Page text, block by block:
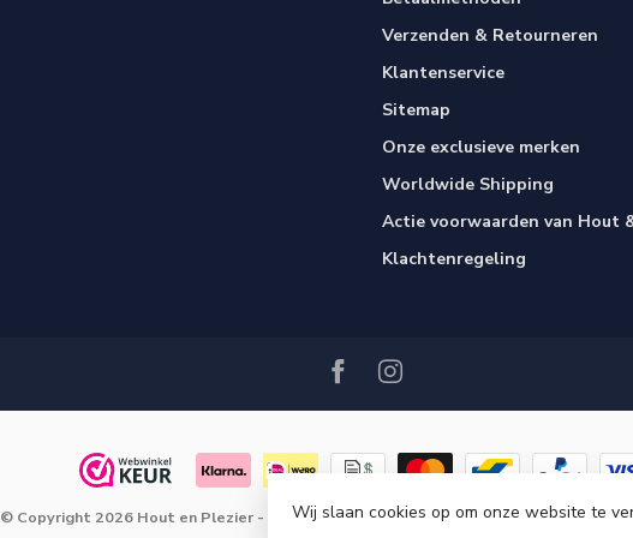
Verzenden & Retourneren
Klantenservice
Sitemap
Onze exclusieve merken
Worldwide Shipping
Actie voorwaarden van Hout
Klachtenregeling
© Copyright 2026 Hout en Plezier - Powered byLightspeed-Lightspeed designby
Wij slaan cookies op om onze website te